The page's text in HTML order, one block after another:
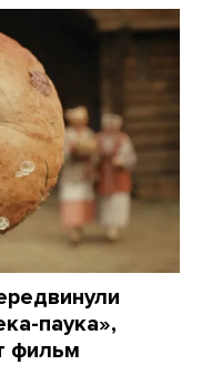
паука»,
фильм